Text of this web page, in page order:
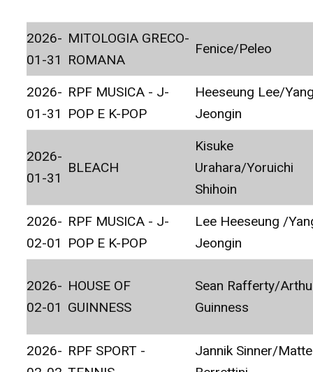
2026-
01-31
MITOLOGIA GRECO-
ROMANA
Fenice/Peleo
2026-
01-31
RPF MUSICA - J-
POP E K-POP
Heeseung Lee/
Jeongin
2026-
01-31
BLEACH
Kisuke
Urahara/Yoruichi
Shihoin
2026-
02-01
RPF MUSICA - J-
POP E K-POP
Lee Heeseung /
Jeongin
2026-
02-01
HOUSE OF
GUINNESS
Sean Rafferty/
Guinness
2026- RPF SPORT -
Jannik Sinner/